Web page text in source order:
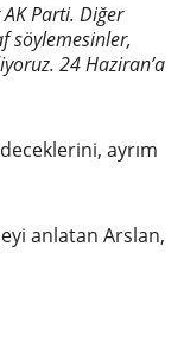
Parti. Diğer
söylemesinler,
24 Haziran’a
ayrım
anlatan Arslan,